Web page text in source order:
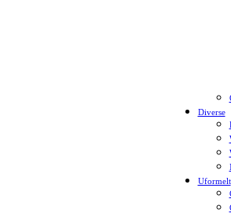
Diverse
Uformelt